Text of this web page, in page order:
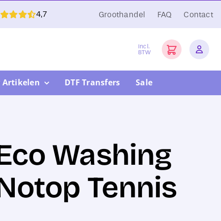
4,7 Groothandel FAQ Contact
Incl.
BTW
Artikelen DTF Transfers Sale
Washing
Tennis